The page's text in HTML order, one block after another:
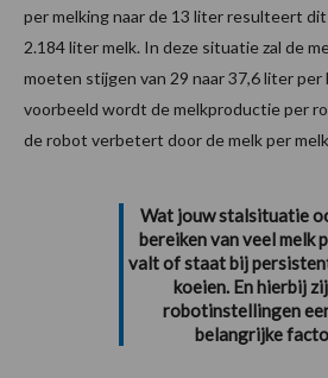
per melking naar de 13 liter resulteert
2.184 liter melk. In deze situatie zal de
moeten stijgen van 29 naar 37,6 liter per
voorbeeld wordt de melkproductie per
de robot verbetert door de melk per
Wat jouw stalsituatie
bereiken van veel melk
valt of staat bij
koeien. En hierbij
robotinstellingen
belangrijke